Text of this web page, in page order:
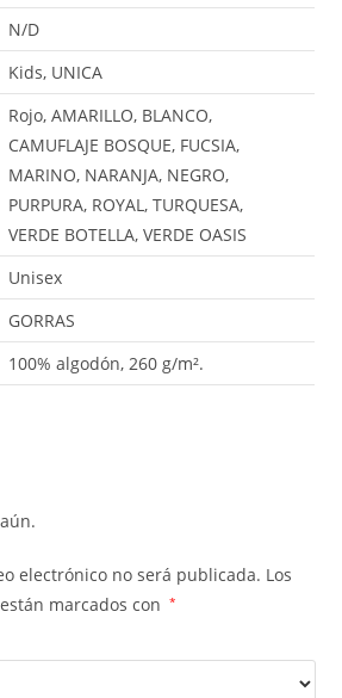
N/D
Kids, UNICA
Rojo, AMARILLO, BLANCO,
CAMUFLAJE BOSQUE, FUCSIA,
MARINO, NARANJA, NEGRO,
PURPURA, ROYAL, TURQUESA,
VERDE BOTELLA, VERDE OASIS
Unisex
GORRAS
100% algodón, 260 g/m².
electrónico no será publicada. Los
marcados con
*